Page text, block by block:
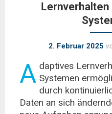
Lernverhalten
2. Februar 2025
A daptives
Systemen
durch
Daten an sich